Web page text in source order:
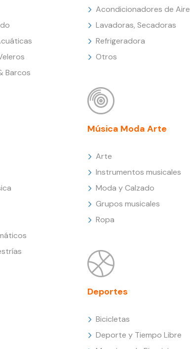
Barcos
Acondicionadores de Aire
Lavadoras, Secadoras
Refrigeradora
Otros
Música Moda Arte
Arte
Instrumentos musicales
Moda y Calzado
Grupos musicales
Ropa
Deportes
Bicicletas
Deporte y Tiempo Libre